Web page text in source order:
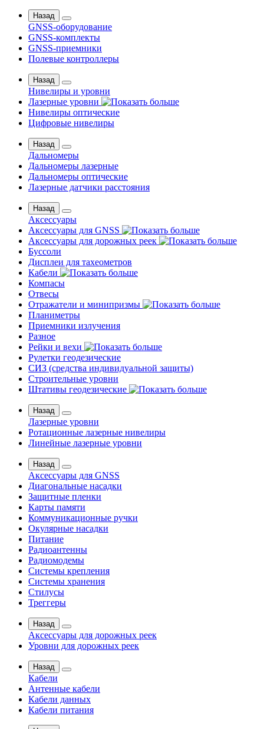
Назад
GNSS-оборудование
GNSS-комплекты
GNSS-приемники
Полевые контроллеры
Назад
Нивелиры и уровни
Лазерные уровни
Нивелиры оптические
Цифровые нивелиры
Назад
Дальномеры
Дальномеры лазерные
Дальномеры оптические
Лазерные датчики расстояния
Назад
Аксессуары
Аксессуары для GNSS
Аксессуары для дорожных реек
Буссоли
Дисплеи для тахеометров
Кабели
Компасы
Отвесы
Отражатели и минипризмы
Планиметры
Приемники излучения
Разное
Рейки и вехи
Рулетки геодезические
СИЗ (средства индивидуальной защиты)
Строительные уровни
Штативы геодезические
Назад
Лазерные уровни
Ротационные лазерные нивелиры
Линейные лазерные уровни
Назад
Аксессуары для GNSS
Диагональные насадки
Защитные пленки
Карты памяти
Коммуникационные ручки
Окулярные насадки
Питание
Радиоантенны
Радиомодемы
Системы крепления
Системы хранения
Стилусы
Треггеры
Назад
Аксессуары для дорожных реек
Уровни для дорожных реек
Назад
Кабели
Антенные кабели
Кабели данных
Кабели питания